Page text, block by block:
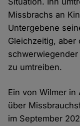
Missbrachs an
Untergebene
Gleichzeitig, aber
zu umtreiben.
Ein von Wilmer in
über
im September